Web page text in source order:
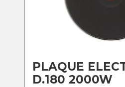
PLAQUE
D.180 2000W